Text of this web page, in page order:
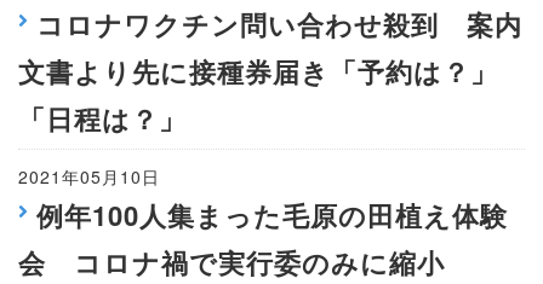
コロナワクチン問い合わせ殺到 案内
文書より先に接種券届き「予約は？」
「日程は？」
2021年05月10日
例年100人集まった毛原の田植え体験
会 コロナ禍で実行委のみに縮小